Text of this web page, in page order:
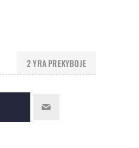
2 YRA PREKYBOJE